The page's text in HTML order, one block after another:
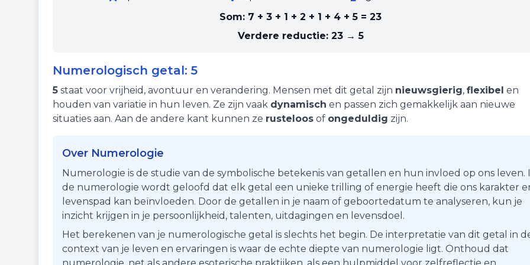
Som: 7 + 3 + 1 + 2 + 1 + 4 + 5 = 23
Verdere reductie: 23 → 5
Numerologisch getal: 5
5 staat voor vrijheid , avontuur en verandering. Mensen met dit getal zijn nieuwsgierig, flexibel en
houden van variatie in hun leven. Ze zijn vaak dynamisch en passen zich gemakkelijk aan nieuwe
situaties aan. Aan de andere kant kunnen ze rusteloos of ongeduldig zijn.
Over Numerologie
Numerologie is de studie van de symbolische betekenis van getallen en hun invloed op ons leven.
de numerologie wordt geloofd dat elk getal een unieke trilling of energie heeft die ons karakter
levenspad kan beïnvloeden. Door de getallen in je naam of geboortedatum te analyseren, kun je
inzicht krijgen in je persoonlijkheid, talenten, uitdagingen en levensdoel.
Het berekenen van je numerologische getal is slechts het begin. De interpretatie van dit getal in
context van je leven en ervaringen is waar de echte diepte van numerologie ligt. Onthoud dat